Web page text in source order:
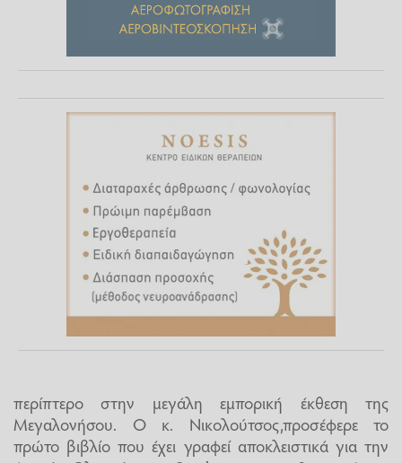
περίπτερο στην μεγάλη εμπορική έκθεση της
Μεγαλονήσου. Ο κ. Νικολούτσος,προσέφερε το
πρώτο βιβλίο που έχει γραφεί αποκλειστικά για την